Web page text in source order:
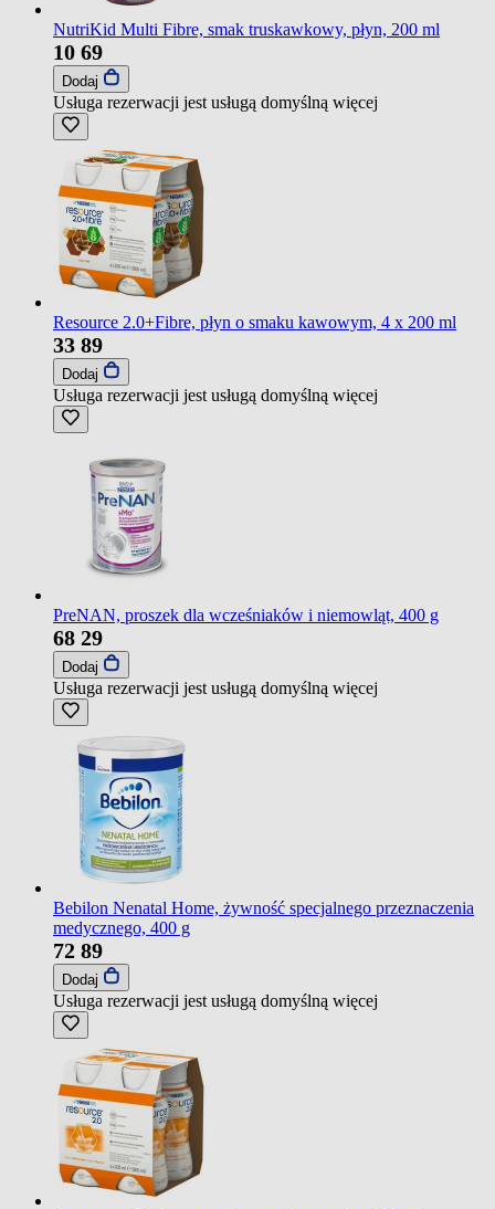
NutriKid Multi Fibre, smak truskawkowy, płyn, 200 ml
10 69
Dodaj
Usługa rezerwacji jest usługą domyślną więcej
Resource 2.0+Fibre, płyn o smaku kawowym, 4 x 200 ml
33 89
Dodaj
Usługa rezerwacji jest usługą domyślną więcej
PreNAN, proszek dla wcześniaków i niemowląt, 400 g
68 29
Dodaj
Usługa rezerwacji jest usługą domyślną więcej
Bebilon Nenatal Home, żywność specjalnego przeznaczenia
medycznego, 400 g
72 89
Dodaj
Usługa rezerwacji jest usługą domyślną więcej